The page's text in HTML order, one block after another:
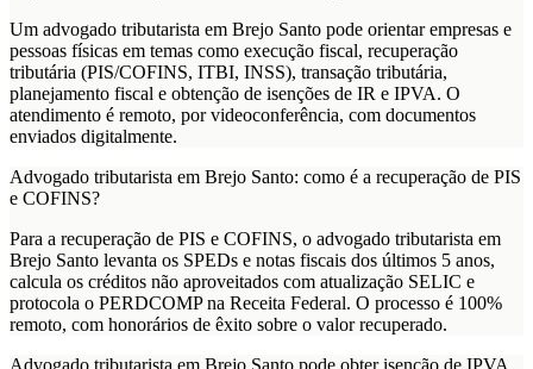
Um advogado tributarista em Brejo Santo pode orientar empresas e
pessoas físicas em temas como execução fiscal, recuperação
tributária (PIS/COFINS, ITBI, INSS), transação tributária,
planejamento fiscal e obtenção de isenções de IR e IPVA. O
atendimento é remoto, por videoconferência, com documentos
enviados digitalmente.
Advogado tributarista em Brejo Santo: como é a recuperação de PIS
e COFINS?
Para a recuperação de PIS e COFINS, o advogado tributarista em
Brejo Santo levanta os SPEDs e notas fiscais dos últimos 5 anos,
calcula os créditos não aproveitados com atualização SELIC e
protocola o PERDCOMP na Receita Federal. O processo é 100%
remoto, com honorários de êxito sobre o valor recuperado.
Advogado tributarista em Brejo Santo pode obter isenção de IPVA